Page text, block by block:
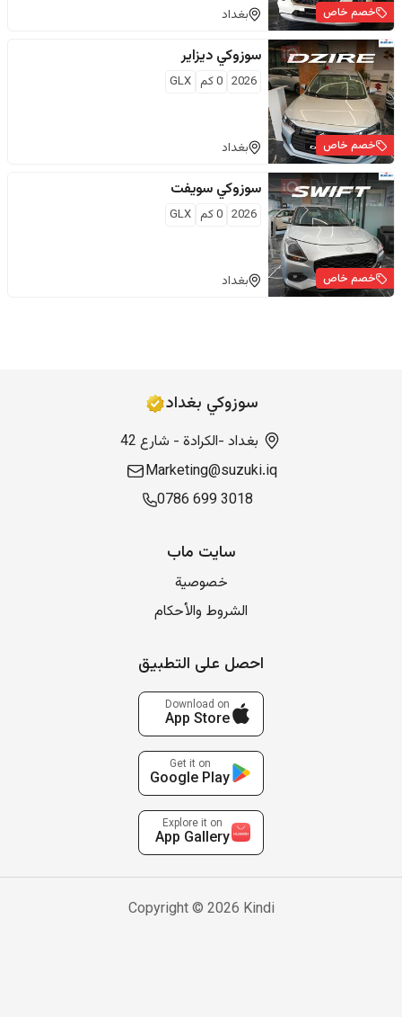
خصم خاص بغداد
خصم خاص
سوزوكي ديزاير
2026
0كم GLX
بغداد
خصم خاص
سوزوكي سويفت
2026
0كم GLX
بغداد
سوزوكي بغداد
بغداد -الكرادة - شارع 42
Marketing@suzuki.iq
0786 699 3018
سایت ماب
خصوصية
الشروط والأحكام
احصل على التطبيق
Download on
App Store
Get it on
Google Play
Explore it on
App Gallery
Copyright © 2026 Kindi